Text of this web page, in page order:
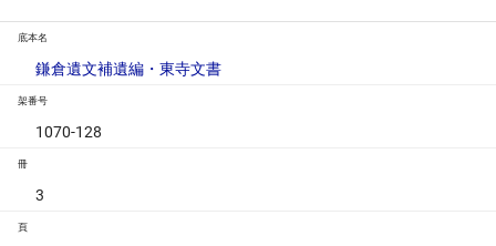
底本名
鎌倉遺文補遺編・東寺文書
架番号
1070-128
冊
3
頁